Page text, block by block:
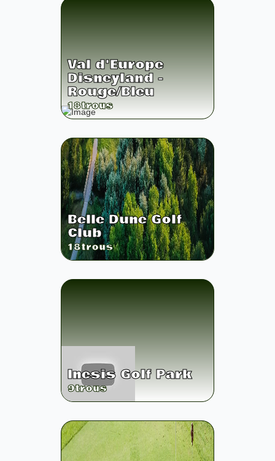
Val d'Europe
Disneyland -
Rouge/Bleu
18trous
Belle Dune Golf
Club
18trous
Inesis Golf Park
9trous